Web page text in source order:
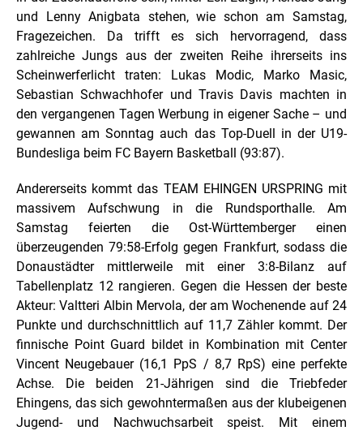
und Lenny Anigbata stehen, wie schon am Samstag,
Fragezeichen. Da trifft es sich hervorragend, dass
zahlreiche Jungs aus der zweiten Reihe ihrerseits ins
Scheinwerferlicht traten: Lukas Modic, Marko Masic,
Sebastian Schwachhofer und Travis Davis machten in
den vergangenen Tagen Werbung in eigener Sache – und
gewannen am Sonntag auch das Top-Duell in der U19-
Bundesliga beim FC Bayern Basketball (93:87).
Andererseits kommt das TEAM EHINGEN URSPRING mit
massivem Aufschwung in die Rundsporthalle. Am
Samstag feierten die Ost-Württemberger einen
überzeugenden 79:58-Erfolg gegen Frankfurt, sodass die
Donaustädter mittlerweile mit einer 3:8-Bilanz auf
Tabellenplatz 12 rangieren. Gegen die Hessen der beste
Akteur: Valtteri Albin Mervola, der am Wochenende auf 24
Punkte und durchschnittlich auf 11,7 Zähler kommt. Der
finnische Point Guard bildet in Kombination mit Center
Vincent Neugebauer (16,1 PpS / 8,7 RpS) eine perfekte
Achse. Die beiden 21-Jährigen sind die Triebfeder
Ehingens, das sich gewohntermaßen aus der klubeigenen
Jugend- und Nachwuchsarbeit speist. Mit einem